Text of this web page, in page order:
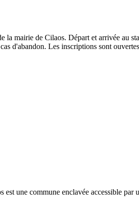
mairie de Cilaos. Départ et arrivée au
d'abandon. Les inscriptions sont
une commune enclavée accessible par